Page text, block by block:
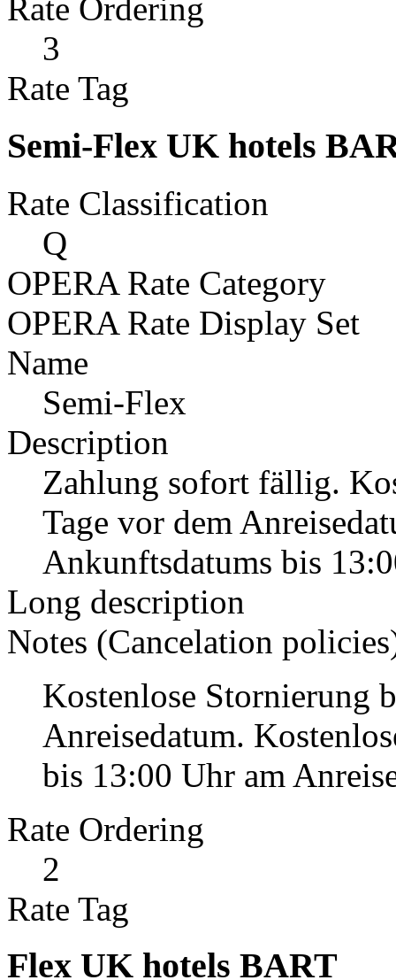
Rate Ordering
3
Rate Tag
Semi-Flex UK hotels
Rate Classification
Q
OPERA Rate Category
OPERA Rate Display Set
Name
Semi-Flex
Description
Zahlung sofort fällig.
Tage vor dem
Ankunftsdatums bis
Long description
Notes (Cancelation
Kostenlose Stornierung
Anreisedatum.
bis 13:00 Uhr am
Rate Ordering
2
Rate Tag
Flex UK hotels BART